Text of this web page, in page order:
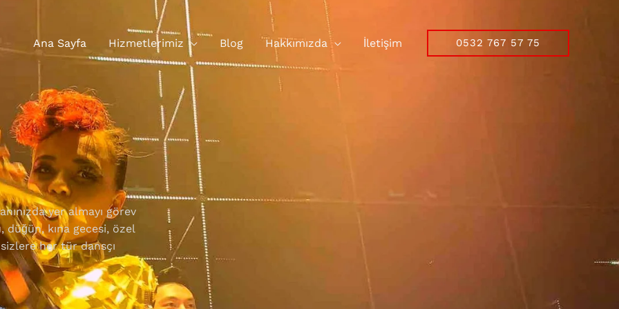
Ana Sayfa
Hizmetlerimiz Blog Hakkımızda İletişim 0532 767 57 75
yer almayı görev
kına gecesi, özel
her tür dansçı